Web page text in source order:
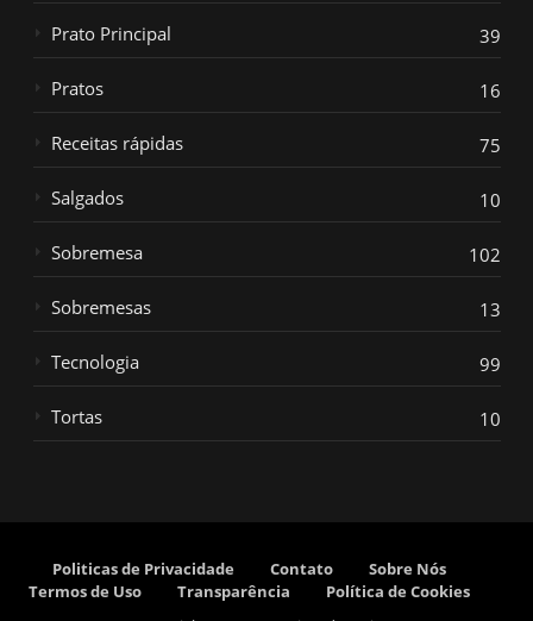
Prato Principal 39
Pratos 16
Receitas rápidas 75
Salgados 10
Sobremesa 102
Sobremesas 13
Tecnologia 99
Tortas 10
Politicas de Privacidade Contato
Sobre Nós
Termos de Uso
Transparência
Política de Cookies